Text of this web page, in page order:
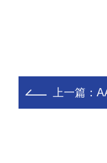
上一篇：